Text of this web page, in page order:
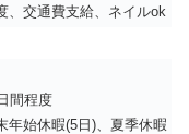
、交通費支給、ネイルok
間程度
年始休暇(5日)、夏季休暇